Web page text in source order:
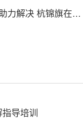
稳步助力惠民生 化解民忧显活力 鄂尔多斯建筑业协会助力解决 杭锦旗在建民生工程推进问题事项
导培训